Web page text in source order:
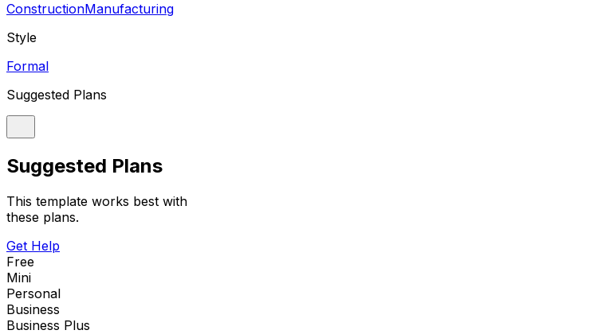
ConstructionManufacturing
Style
Formal
Suggested Plans
Suggested Plans
This template works best with
these plans.
Get Help
Free
Mini
Personal
Business
Business Plus